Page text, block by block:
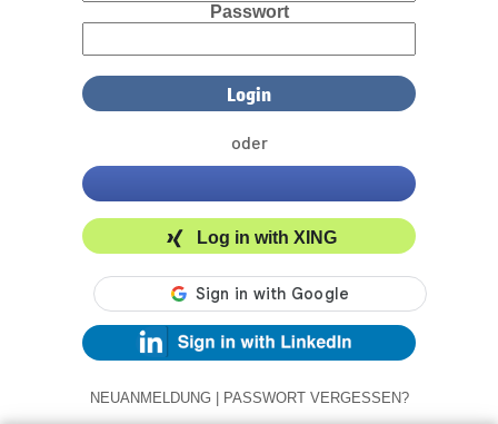
Passwort
oder
Log in with XING
NEUANMELDUNG | PASSWORT VERGESSEN?